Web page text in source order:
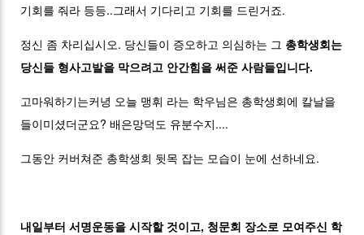
기회를 줘라 등등..그래서 기다리고 기회를 드린거죠.
정신 좀 차리십시오. 당신들이 증오하고 의심하는 그 총학생회는
당신들 형사고발을 막으려고 안간힘을 써준 사람들입니다.
고마워하기는커녕 오늘 맹휘 라는 학우님은 총학생회에 칼날을
들이미셨더군요? 배은망덕도 유분수지....
그동안 커버쳐준 총학생회 뒷목 잡는 모습이 눈에 선하네요.
내일부터 서명운동을 시작할 것이고, 청문회 장소로 모여주신 학